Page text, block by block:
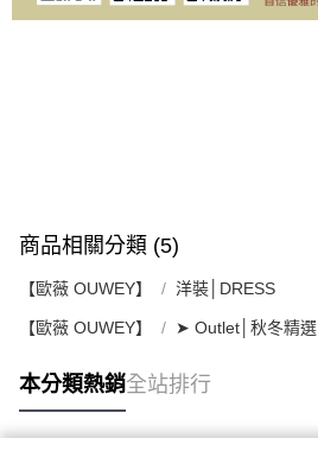
商品相關分類 (5)
【歐薇 OUWEY】 洋裝│DRESS
【歐薇 OUWEY】 ➤ Outlet│秋冬精選
本分類熱銷全站排行